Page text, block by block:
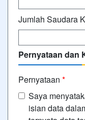
Jumlah Saudara
Pernyataan dan
Pernyataan *
Saya
isian data